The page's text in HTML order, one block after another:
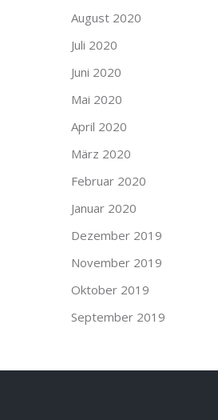
August 2020
Juli 2020
Juni 2020
Mai 2020
April 2020
März 2020
Februar 2020
Januar 2020
Dezember 2019
November 2019
Oktober 2019
September 2019